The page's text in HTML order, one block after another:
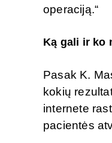
operaciją.“
Ką gali ir ko
Pasak K.
kokių
internete
pacientės